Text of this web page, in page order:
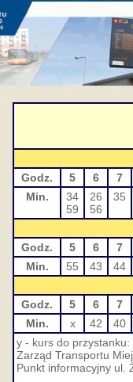
Godz. 5 6
7
Min.
34
59
26
56
35
Godz. 5 6
7
Min.
55 43 44
Godz. 5 6
7
Min.
x 42
40
y - kurs do
Zarząd Transportu
Punkt informacyjny ul.